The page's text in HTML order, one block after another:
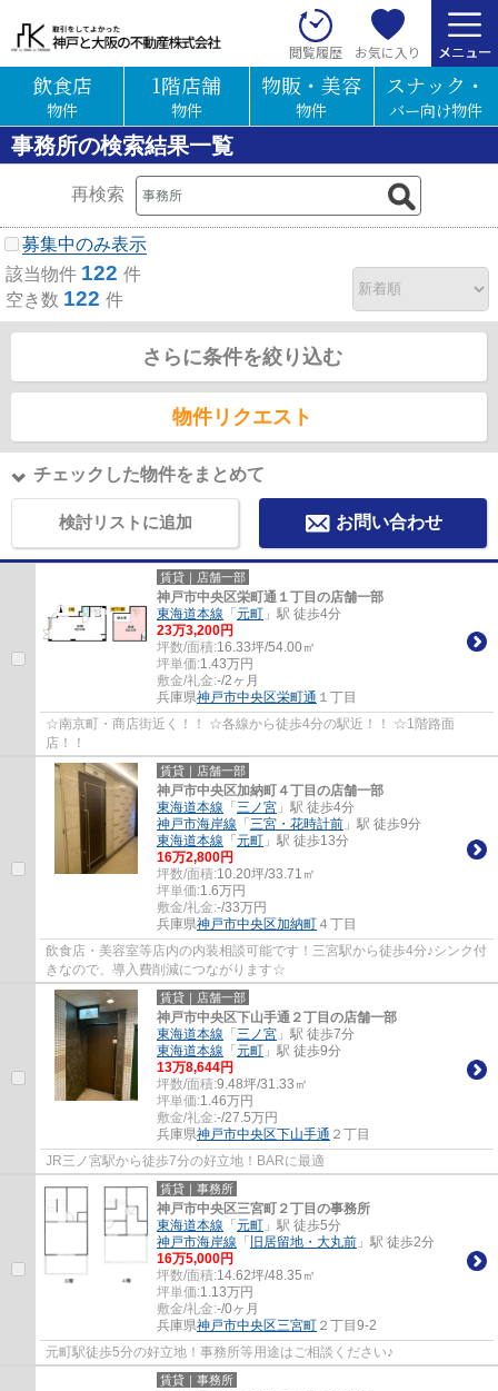
閲覧履歴 お気に入り
飲食店
物件
1階店舗
物件
物販・美容
物件
スナック・
バー向け物件
事務所の検索結果一覧
再検索
募集中のみ表示
該当物件 122 件
空き数 122 件
さらに条件を絞り込む
物件リクエスト
チェックした物件をまとめて
検討リストに追加 お問い合わせ
賃貸｜店舗一部
神戸市中央区栄町通１丁目の店舗一部
東海道本線 「 元町 」駅 徒歩4分
23万3,200円
坪数/面積:16.33坪/54.00㎡
坪単価:1.43万円
敷金/礼金:-/2ヶ月
兵庫県神戸市中央区栄町通 １丁目
☆南京町・商店街近く！！ ☆各線から徒歩4分の駅近！！ ☆1階路面
店！！
賃貸｜店舗一部
神戸市中央区加納町４丁目の店舗一部
東海道本線 「 三ノ宮 」駅 徒歩4分
神戸市海岸線 「 三宮・花時計前 」駅 徒歩9分
東海道本線 「 元町 」駅 徒歩13分
16万2,800円
坪数/面積:10.20坪/33.71㎡
坪単価:1.6万円
敷金/礼金:-/33万円
兵庫県神戸市中央区加納町 ４丁目
飲食店・美容室等店内の内装相談可能です！三宮駅から徒歩4分♪シンク付
きなので、導入費削減につながります☆
賃貸｜店舗一部
神戸市中央区下山手通２丁目の店舗一部
東海道本線 「 三ノ宮 」駅 徒歩7分
東海道本線 「 元町 」駅 徒歩9分
13万8,644円
坪数/面積:9.48坪/31.33㎡
坪単価:1.46万円
敷金/礼金:-/27.5万円
兵庫県神戸市中央区下山手通 ２丁目
JR三ノ宮駅から徒歩7分の好立地！BARに最適
賃貸｜事務所
神戸市中央区三宮町２丁目の事務所
東海道本線 「 元町 」駅 徒歩5分
神戸市海岸線 「 旧居留地・大丸前 」駅 徒歩2分
16万5,000円
坪数/面積:14.62坪/48.35㎡
坪単価:1.13万円
敷金/礼金:-/0ヶ月
兵庫県神戸市中央区三宮町 ２丁目9-2
元町駅徒歩5分の好立地！事務所等用途はご相談ください♪
賃貸｜事務所